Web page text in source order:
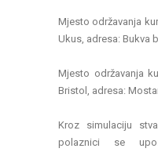
Mjesto održavanja
Ukus, adresa: Bukva
Mjesto održavanja
Bristol, adresa:
Kroz simulaciju
polaznici se